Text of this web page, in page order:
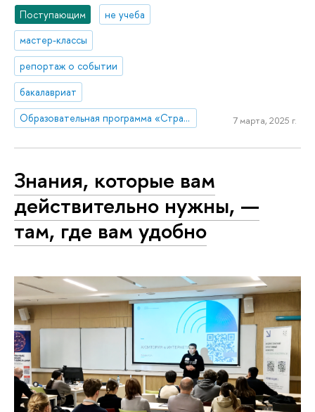
Поступающим
не учеба
мастер-классы
репортаж о событии
бакалавриат
Образовательная программа «Стратегия и продюсирование в коммуникациях»
7 марта, 2025 г.
Знания, которые вам
действительно нужны, —
там, где вам удобно